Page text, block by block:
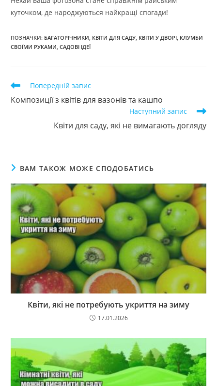
куточком, де народжуються найкращі спогади!
ПОЗНАЧКИ: БАГАТОРІЧНИКИ, КВІТИ ДЛЯ САДУ, КВІТИ У ДВОРІ, КЛУМБИ
СВОЇМИ РУКАМИ, САДОВІ ІДЕЇ
Прочитати
статей
Попередній запис
Композиції з квітів для вазонів та кашпо
Наступний запис
Квіти для саду, які не вимагають догляду
ВАМ ТАКОЖ МОЖЕ СПОДОБАТИСЬ
Квіти, які не потребують укриття на зиму
17.01.2026